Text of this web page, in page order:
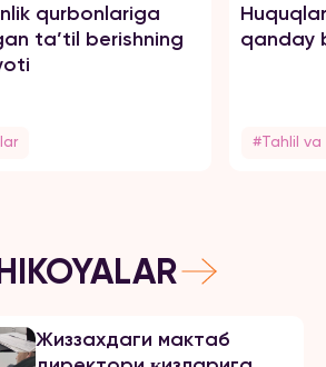
qurbonlariga
ta’til berishning
qanday
#Tahlil
Жиззахдаги мактаб